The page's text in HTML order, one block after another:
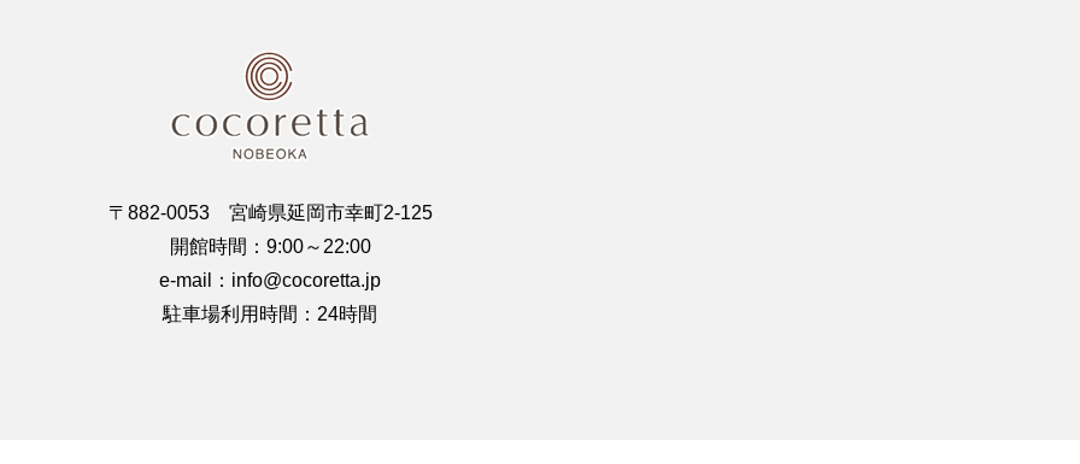
〒882-0053 宮崎県延岡市幸町2-125
開館時間：9:00～22:00
e-mail：info@cocoretta.jp
駐車場利用時間：24時間